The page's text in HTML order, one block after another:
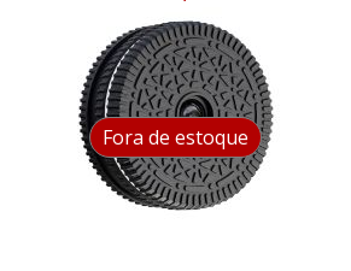
Fora de estoque